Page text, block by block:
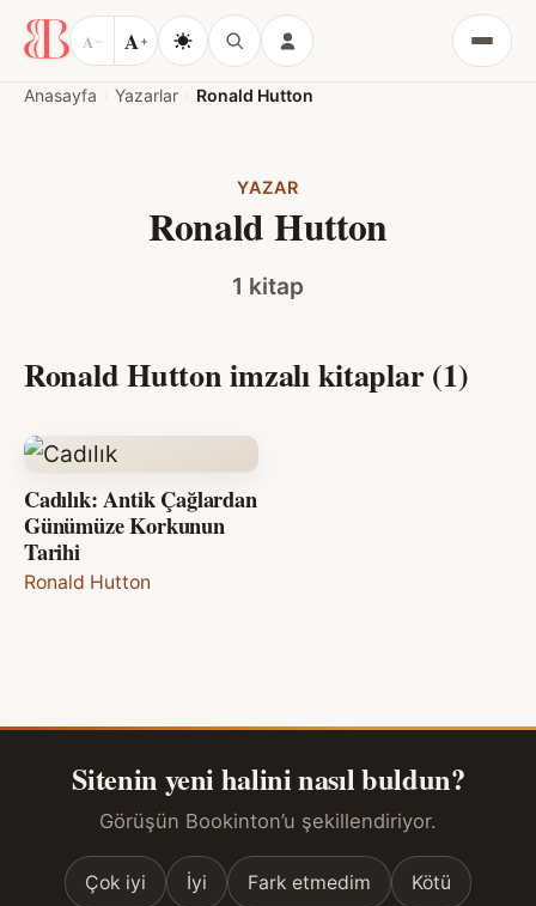
A − A+
Menü
Anasayfa Yazarlar Ronald Hutton
YAZAR
Ronald Hutton
1 kitap
Ronald Hutton imzalı kitaplar (1)
Cadılık: Antik Çağlardan
Günümüze Korkunun
Tarihi
Ronald Hutton
Sitenin yeni halini nasıl buldun?
Görüşün Bookinton’u şekillendiriyor.
Çok iyi İyi Fark etmedim Kötü